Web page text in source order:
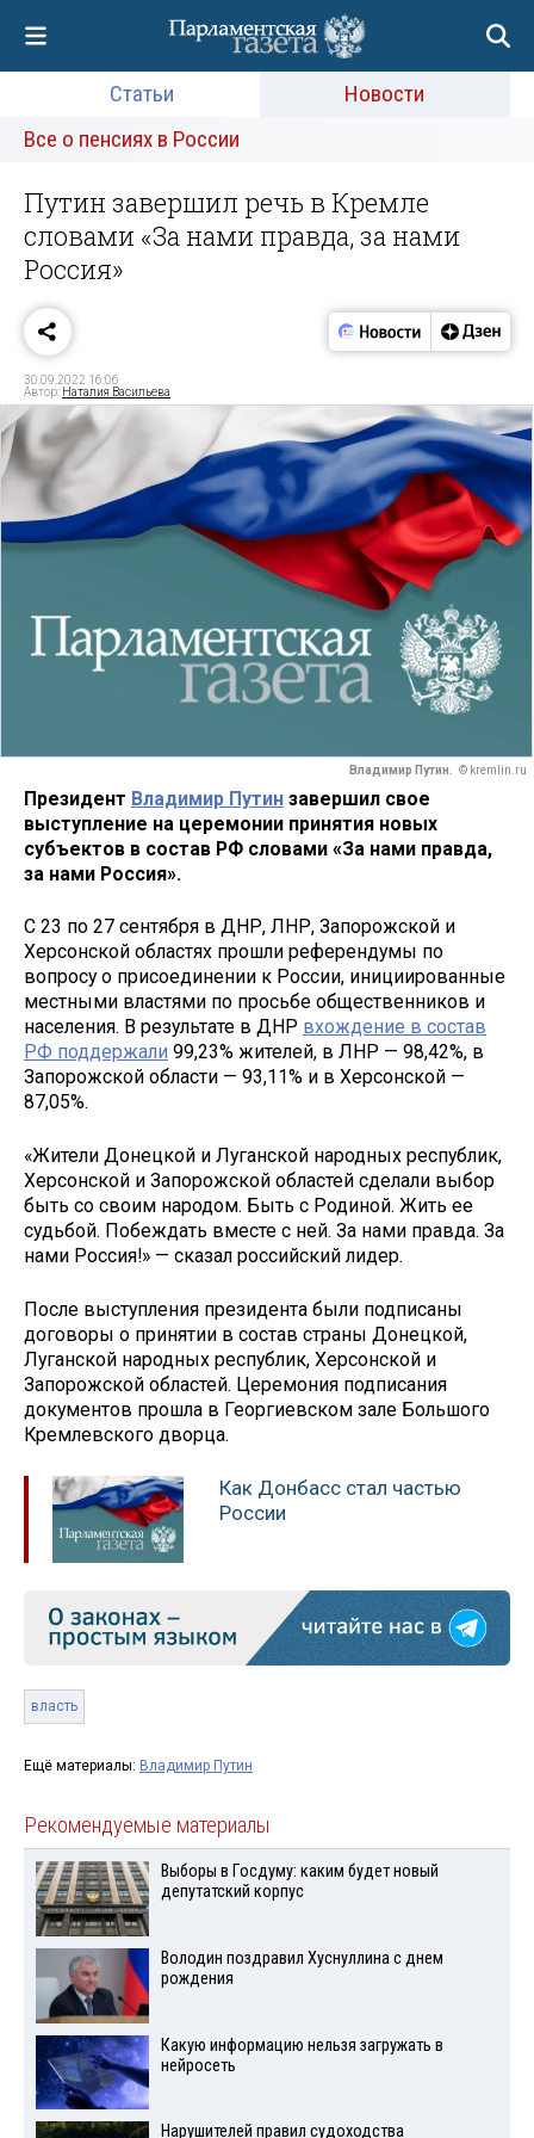
Статьи
Новости
Все о пенсиях в России
Путин завершил речь в Кремле
словами «За нами правда, за нами
Россия»
30.09.2022 16:06
Автор: Наталия Васильева
Владимир Путин. © kremlin.ru
Президент Владимир Путин завершил свое
выступление на церемонии принятия новых
субъектов в состав РФ словами «За нами правда,
за нами Россия».
С 23 по 27 сентября в ДНР, ЛНР, Запорожской и
Херсонской областях прошли референдумы по
вопросу о присоединении к России, инициированные
местными властями по просьбе общественников и
населения. В результате в ДНР вхождение в состав
РФ поддержали 99,23% жителей, в ЛНР — 98,42%, в
Запорожской области — 93,11% и в Херсонской —
87,05%.
«Жители Донецкой и Луганской народных республик,
Херсонской и Запорожской областей сделали выбор
быть со своим народом. Быть с Родиной. Жить ее
судьбой. Побеждать вместе с ней. За нами правда. За
нами Россия!» — сказал российский лидер.
После выступления президента были подписаны
договоры о принятии в состав страны Донецкой,
Луганской народных республик, Херсонской и
Запорожской областей. Церемония подписания
документов прошла в Георгиевском зале Большого
Кремлевского дворца.
Как Донбасс стал частью
России
власть
Ещё материалы: Владимир Путин
Рекомендуемые материалы
Выборы в Госдуму: каким будет новый
депутатский корпус
Володин поздравил Хуснуллина с днем
рождения
Какую информацию нельзя загружать в
нейросеть
Нарушителей правил судоходства